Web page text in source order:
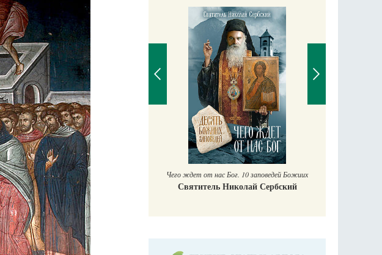
Георгий Победоносец. Научись у
святого
Роман Котов Чего ждет от нас Бог. 10 заповедей Божиих
Святитель Николай Сербский